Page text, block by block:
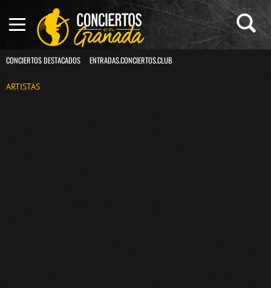
CONCIERTOS DESTACADOS ENTRADAS.CONCIERTOS.CLUB
ARTISTAS